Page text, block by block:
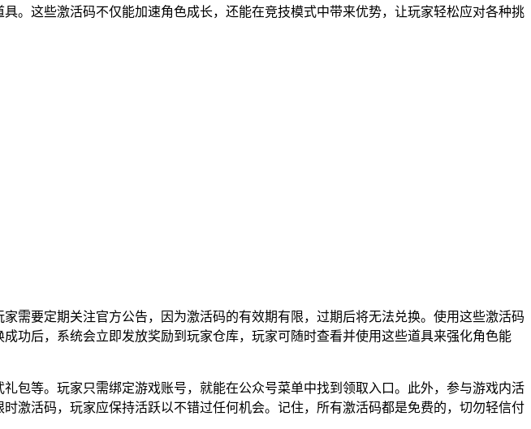
。这些激活码不仅能加速角色成长，还能在竞技模式中带来优势，让玩家轻松应对各种挑
需要定期关注官方公告，因为激活码的有效期有限，过期后将无法兑换。使用这些激活码
功后，系统会立即发放奖励到玩家仓库，玩家可随时查看并使用这些道具来强化角色能
包等。玩家只需绑定游戏账号，就能在公众号菜单中找到领取入口。此外，参与游戏内活
激活码，玩家应保持活跃以不错过任何机会。记住，所有激活码都是免费的，切勿轻信付